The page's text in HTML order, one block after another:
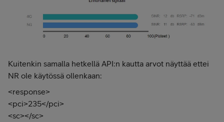
Kuitenkin samalla hetkellä API:n kautta arvot näyttää ettei
NR ole käytössä ollenkaan:
<response>
<pci>235</pci>
<sc></sc>